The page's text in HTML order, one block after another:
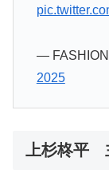
—
2025
上杉柊平